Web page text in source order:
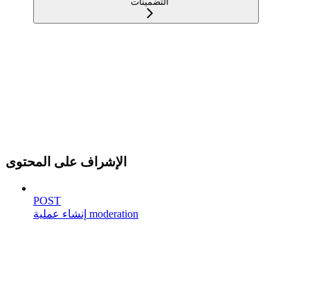
الإشراف على المحتوى
POST
إنشاء عملية moderation